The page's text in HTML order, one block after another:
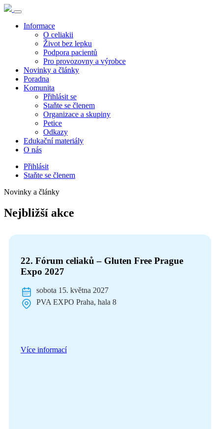
Informace
O celiakii
Život bez lepku
Podpora pacientů
Pro provozovny a výrobce
Novinky a články
Poradna
Komunita
Přihlásit se
Staňte se členem
Organizace a skupiny
Petice
Odkazy
Edukační materiály
O nás
Přihlásit
Staňte se členem
Novinky a články
Nejbližší akce
22. Fórum celiaků – Gluten Free Prague
Expo 2027
sobota 15. května 2027
PVA EXPO Praha, hala 8
Více informací